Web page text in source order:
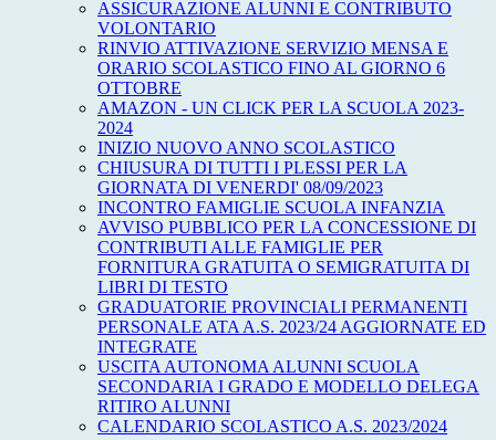
ASSICURAZIONE ALUNNI E CONTRIBUTO
VOLONTARIO
RINVIO ATTIVAZIONE SERVIZIO MENSA E
ORARIO SCOLASTICO FINO AL GIORNO 6
OTTOBRE
AMAZON - UN CLICK PER LA SCUOLA 2023-
2024
INIZIO NUOVO ANNO SCOLASTICO
CHIUSURA DI TUTTI I PLESSI PER LA
GIORNATA DI VENERDI' 08/09/2023
INCONTRO FAMIGLIE SCUOLA INFANZIA
AVVISO PUBBLICO PER LA CONCESSIONE DI
CONTRIBUTI ALLE FAMIGLIE PER
FORNITURA GRATUITA O SEMIGRATUITA DI
LIBRI DI TESTO
GRADUATORIE PROVINCIALI PERMANENTI
PERSONALE ATA A.S. 2023/24 AGGIORNATE ED
INTEGRATE
USCITA AUTONOMA ALUNNI SCUOLA
SECONDARIA I GRADO E MODELLO DELEGA
RITIRO ALUNNI
CALENDARIO SCOLASTICO A.S. 2023/2024